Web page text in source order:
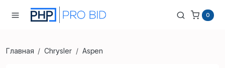
0
Главная Chrysler Aspen